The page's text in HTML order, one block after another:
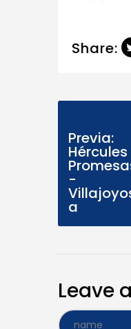
Share:
Previa:
Hércules
-
a
Leave